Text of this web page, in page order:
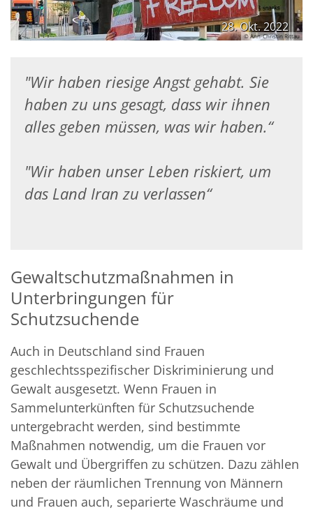
28. Okt. 2022
© Ann-Christin Rittau
"Wir haben riesige Angst gehabt. Sie
haben zu uns gesagt, dass wir ihnen
alles geben müssen, was wir haben.“
"Wir haben unser Leben riskiert, um
das Land Iran zu verlassen“
Gewaltschutzmaßnahmen in
Unterbringungen für
Schutzsuchende
Auch in Deutschland sind Frauen
geschlechtsspezifischer Diskriminierung und
Gewalt ausgesetzt. Wenn Frauen in
Sammelunterkünften für Schutzsuchende
untergebracht werden, sind bestimmte
Maßnahmen notwendig, um die Frauen vor
Gewalt und Übergriffen zu schützen. Dazu zählen
neben der räumlichen Trennung von Männern
und Frauen auch, separierte Waschräume und